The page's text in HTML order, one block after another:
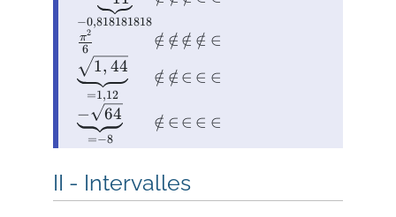
−0,818181818
6
π2 ∈
/ ∈
/ ∈
/ ∈
/ ∈
=1,12
1, 44
∈
/ ∈
/ ∈ ∈ ∈
=−8
− 64 ∈
/ ∈ ∈ ∈ ∈
Intervalles